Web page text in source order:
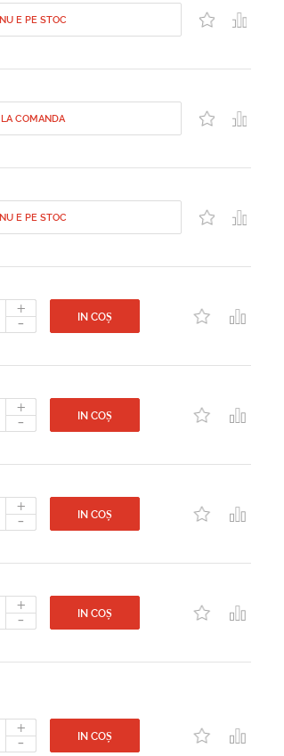
NU E PE STOC
LA COMANDA
NU E PE STOC
+
- IN COȘ
+
- IN COȘ
+
- IN COȘ
+
- IN COȘ
+
- IN COȘ